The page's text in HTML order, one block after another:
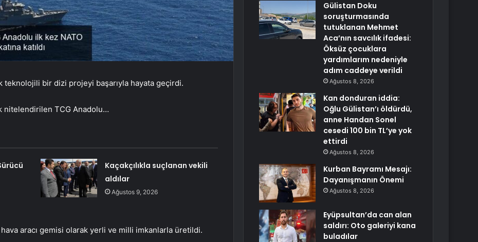
teknolojili bir dizi projeyi başarıyla hayata geçirdi.
nitelendirilen TCG Anadolu…
Kaçakçılıkla suçlanan vekili
aldılar
Ağustos 9, 2026
aracı gemisi olarak yerli ve milli imkanlarla üretildi.
Gülistan Doku
soruşturmasında
tutuklanan Mehmet
Aca’nın savcılık ifadesi:
Öksüz çocuklara
yardımlarım nedeniyle
adım caddeye verildi
Ağustos 8, 2026
Kan donduran iddia:
Oğlu Gülistan’ı öldürdü,
anne Handan Sonel
cesedi 100 bin TL’ye yok
ettirdi
Ağustos 8, 2026
Kurban Bayramı Mesajı:
Dayanışmanın Önemi
Ağustos 8, 2026
Eyüpsultan’da can alan
saldırı: Oto galeriyi kana
buladılar